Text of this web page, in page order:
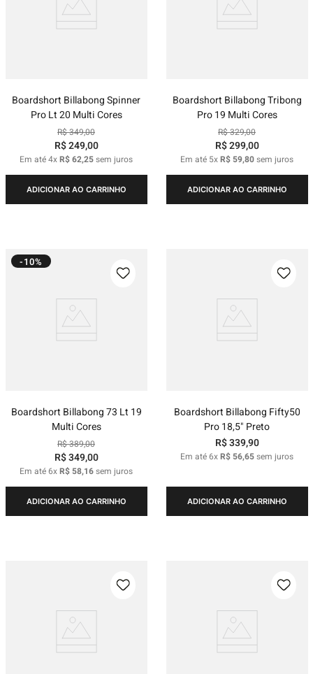
Boardshort Billabong Spinner
Pro Lt 20 Multi Cores
R$349,00
R$249,00
Em até4xR$62,25sem juros
ADICIONAR AO CARRINHO
Boardshort Billabong Tribong
Pro 19 Multi Cores
R$329,00
R$299,00
Em até 5xR$ 59,80sem juros
ADICIONAR AO CARRINHO
-10%
Boardshort Billabong 73 Lt 19
Multi Cores
R$389,00
R$349,00
Em até6xR$ 58,16sem juros
ADICIONAR AO CARRINHO
Boardshort Billabong Fifty50
Pro 18,5" Preto
R$339,90
Em até6xR$ 56,65sem juros
ADICIONAR AO CARRINHO